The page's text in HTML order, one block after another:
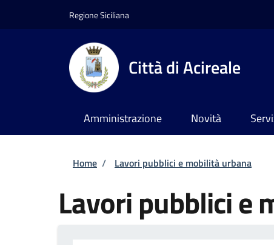
Regione Siciliana
Città di Acireale
Amministrazione Novità
Briciole di pane
Home / Lavori pubblici e mobilità urbana
Lavori pubblici e